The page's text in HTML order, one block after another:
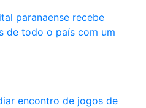
paranaense recebe
de todo o país com um
encontro de jogos de